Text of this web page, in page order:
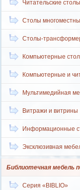
Читательские столы
Столы
Столы-
Компьютерные
Компьютерные и
Мультимедийная
Витражи и витрины
Информационные
Эксклюзивная
Библиотечная мебель
Серия «BIBLIO»